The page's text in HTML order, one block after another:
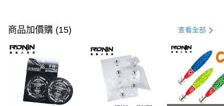
信用卡一次付款
信用卡分期付款
3 期 0 利率 每期 21家銀行
合作金庫商業銀行
第一商業銀行
華南商業銀行
彰化商業銀行
上海商業儲蓄銀行
台北富邦商業銀行
超商取貨付款
Apple Pay
商品加價購 (15) 查看全部